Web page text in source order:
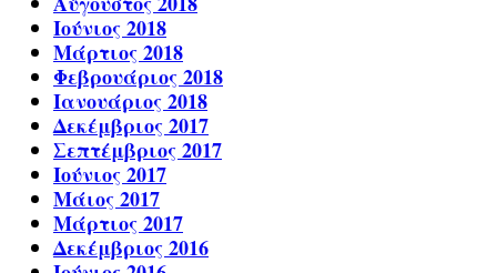
Ιούνιος 2018
Μάρτιος 2018
Φεβρουάριος 2018
Ιανουάριος 2018
Δεκέμβριος 2017
Σεπτέμβριος 2017
Ιούνιος 2017
Μάιος 2017
Μάρτιος 2017
Δεκέμβριος 2016